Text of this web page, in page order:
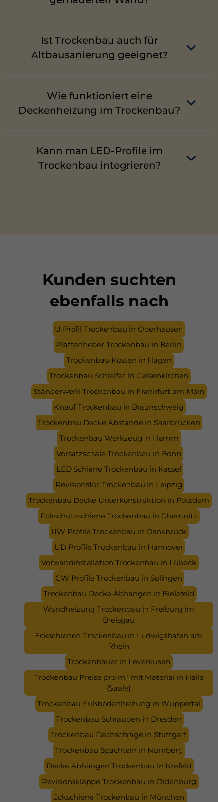
Innenausbau in Wohnungen und Büros in Kiel.
Ist Trockenbau auch für
Altbausanierung geeignet?
Altbauten in Kiel.
Wie funktioniert eine
Deckenheizung im Trockenbau?
abgehängten Decken montiert werden – auch in
energetischen Sanierungen in Kiel.
Kann man LED-Profile im
Trockenbau integrieren?
Kunden suchten
ebenfalls nach
U Profil Trockenbau in Oberhausen
Plattenheber Trockenbau in Berlin
Trockenbau Kosten in Hagen
Trockenbau Schleifer in Gelsenkirchen
Ständerwerk Trockenbau in Frankfurt am Main
Knauf Trockenbau in Braunschweig
Trockenbau Decke Abstände in Saarbrücken
Trockenbau Werkzeug in Hamm
Vorsatzschale Trockenbau in Bonn
LED Schiene Trockenbau in Kassel
Revisionstür Trockenbau in Leipzig
Trockenbau Decke Unterkonstruktion in Potsdam
Eckschutzschiene Trockenbau in Chemnitz
UW Profile Trockenbau in Osnabrück
UD Profile Trockenbau in Hannover
Vorwandinstallation Trockenbau in Lübeck
CW Profile Trockenbau in Solingen
Trockenbau Decke Abhängen in Bielefeld
Wandheizung Trockenbau in Freiburg im
Breisgau
Eckschienen Trockenbau in Ludwigshafen am
Rhein
Trockenbauer in Leverkusen
Trockenbau Preise pro m² mit Material in Halle
(Saale)
Trockenbau Fußbodenheizung in Wuppertal
Trockenbau Schrauben in Dresden
Trockenbau Dachschräge in Stuttgart
Trockenbau Spachteln in Nürnberg
Decke Abhängen Trockenbau in Krefeld
Revisionsklappe Trockenbau in Oldenburg
Eckschiene Trockenbau in München